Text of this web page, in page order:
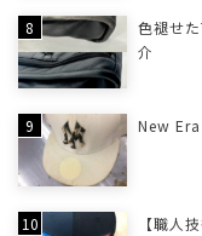
色褪せ
介
New
【職人